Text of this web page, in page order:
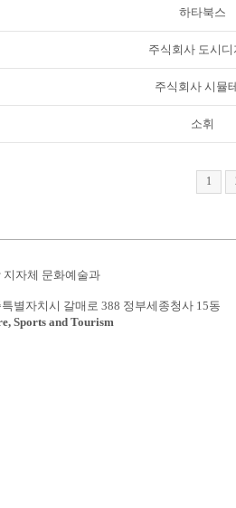
하타북스
주식회사 도시디
주식회사 시뮬
소휘
1
지자체 문화예술과
별자치시 갈매로 388 정부세종청사 15동
Sports and Tourism